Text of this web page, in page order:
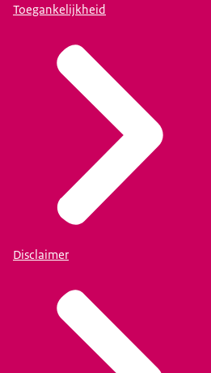
Toegankelijkheid
Disclaimer